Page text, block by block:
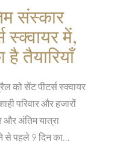
संस्कार
स्क्वायर में,
तैयारियाँ
को सेंट पीटर्स स्क्वायर
परिवार और हजारों
और अंतिम यात्रा
से पहले 9 दिन का